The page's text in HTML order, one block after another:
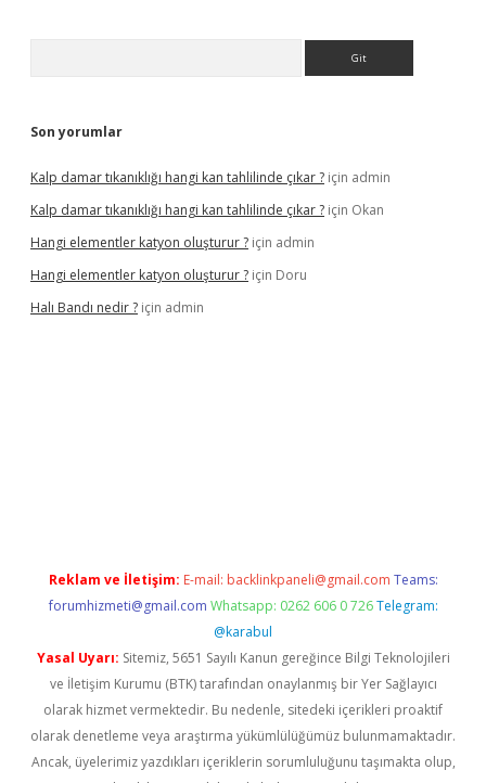
Son yorumlar
Kalp damar tıkanıklığı hangi kan tahlilinde çıkar ? için admin
Kalp damar tıkanıklığı hangi kan tahlilinde çıkar ? için Okan
Hangi elementler katyon oluşturur ? için admin
Hangi elementler katyon oluşturur ? için Doru
Halı Bandı nedir ? için admin
Reklam ve İletişim: E-mail: backlinkpaneli@gmail.com Teams:
forumhizmeti@gmail.com Whatsapp: 0262 606 0 726 Telegram:
@karabul
Yasal Uyarı: Sitemiz, 5651 Sayılı Kanun gereğince Bilgi Teknolojileri
ve İletişim Kurumu (BTK) tarafından onaylanmış bir Yer Sağlayıcı
olarak hizmet vermektedir. Bu nedenle, sitedeki içerikleri proaktif
olarak denetleme veya araştırma yükümlülüğümüz bulunmamaktadır.
Ancak, üyelerimiz yazdıkları içeriklerin sorumluluğunu taşımakta olup,